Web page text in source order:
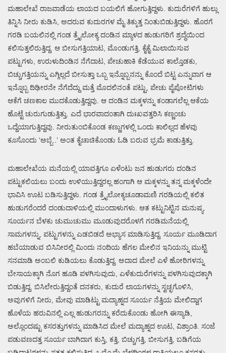
ಮಹಾಲೇಖೆ ರಾಜವಾಡೆಯ ಲಾಯದ ಬಯಲಿಗೆ ಹೋಗುತ್ತಿದ್ದಳು. ಕುದುರೆಗಳಿಗೆ ಹುಲ್ಲು
ತಿನ್ನಿಸಿ ನೀರು ಕುಡಿಸಿ, ಅದರುವ ಕುದುರಗಳ ಮೈ ತಿಕ್ಕುತ್ತ ನಿಂತುಬಿಡುತ್ತಿದ್ದಳು. ಹೊರಗೆ
ಗರಡಿ ಬಯಲಿನಲ್ಲಿ ಗಂಡ ತ್ರೈಲೋಕ್ಯ ದಂಡಿನ ಮ್ಯಾಳದ ಹುಡುಗರಿಗೆ ಶ್ರದ್ಧೆಯಿಂದ
ಕಲಿಸುತ್ತಲಿರುತ್ತಿದ್ದ. ಆ ಬೀಸುಗತ್ತಿಯಾಟ, ಮೊಂಡುಗತ್ತಿ, ಕೈಕೈ ಮಿಲಾಯಿಸುವ
ಪಟ್ಟುಗಳು, ಉರುಳುದಿಂಡಿನ ನೆಗೆದಾಟ, ಪೇಚುಹಾಕಿ ಕೆಡೆಯುವ ಕಾಲ್ತೊಡಕು,
ಬಿಚ್ಚುಗತ್ತಿಯನ್ನು ಎಗ್ಗಿಲ್ಲದೆ ಬೀಸುತ್ತಾ ಒಬ್ಬ ಇನ್ನೊಬ್ಬನನ್ನು ಕೊಂದೆ ಬಿಟ್ಟ ಎನ್ನುವಾಗ ಆ
ಇನ್ನೊಬ್ಬ ದಿಢೀರನೇ ನೆಗೆದೆದ್ದು ಮತ್ತೆ ಮೊದಲಿನಂತೆ ಪಟ್ಟು, ಪೇಚು ಪೈಪೋಟಿಗಳು
ಆಕೆಗೆ ಚಣಕಾಲ ಮುದಕೊಡುತ್ತಿದ್ದವು. ಆ ದಂಡಿನ ಮಕ್ಕಳನ್ನು ಕಂಡಾಗಲೆಲ್ಲ ಆಕೆಯ
ಹೊಟ್ಟೆ ಚುರುಗುಡುತ್ತಿತ್ತು. ಎದೆ ಭಾರವಾದಂತಾಗಿ ದುಃಖವತ್ತರಿಸಿ ಕಣ್ಣಂಚು
ಒದ್ದೆಯಾಗುತ್ತಿದ್ದವು. ನೀರುತುಂಬಿಕೊಂಡ ಕಣ್ಣುಗಳಲ್ಲಿ ಒಂದು ಕಾಲಿಲ್ಲದ ಹೆಳವು
ಕೂಸೊಂದು ‘ಅಬ್ಬೆ..’ ಅಂತ ಕೈಚಾಚಿಕೊಂಡು ಓಡಿ ಬರುವ ಭ್ರಮೆ ಕಾಡುತ್ತಿತ್ತು.
ಮಹಾಲೇಖೆಯ ಮನೆಯಲ್ಲಿ ಯಾವತ್ತಿಗೂ ಏಳೆಂಟು ಜನ ಹುಡುಗರು ದಂಡಿನ
ಪಟ್ಟುಕಲಿಯಲು ಬಂದು ಉಳಿಯುತ್ತಿದ್ದರಲ್ಲ ಹಂಗಾಗಿ ಆ ಮಕ್ಕಳನ್ನು ತನ್ನ ಮಕ್ಕಳೆಂದೇ
ಭಾವಿಸಿ ಊಟ ಬಡಿಸುತ್ತಿದ್ದಳು. ಗಂಡ ತ್ರೈಲೋಕ್ಯಚೂಡಾಮಣಿ ಗರಡಿಯಲ್ಲಿ ಕಲಿತ
ಹುಡುಗರೆಂದರೆ ದಂಡುದಾಳಿಯಲ್ಲಿ ಮುಂದಾಳುಗಳು. ಆತ ಕಟ್ಟುನಿಟ್ಟಿನ ಮನುಷ್ಯ.
ಸೂರ್ಯನ ಬೆಳಕು ಚುಮುಚುಮು ಮೂಡುವುದರೊಳಗೆ ಗರಡಿಮನೆಯಲ್ಲಿ
ಸಾಮಗಳನ್ನು, ಪಟ್ಟುಗಳನ್ನು ಎಡಬಿಡದೆ ಅಭ್ಯಾಸ ಮಾಡಿಸುತ್ತಿದ್ದ. ಸೂರ್ಯ ಮೂಡಿದಾಗ
ಹಬೆಯಾಡುವ ಬಿಸಿನೀರಲ್ಲಿ ಮಿಂದು ನಂದಿಯ ಹೆಗಲ ಮೇಲಿನ ಇನಿಯನ್ನು ಮುಟ್ಟಿ
ಸನಮಾಡಿ ಅಂಬಲಿ ಕುಡಿಯಲು ಕೊಡುತ್ತಿದ್ದ. ಅದಾದ ಮೇಲೆ ಎಳೆ ಹೋರಿಗಳನ್ನು
ಬೇಸಾಯಕ್ಕಾಗಿ ನೊಗ ಹೂಡಿ ಪಳಗಿಸುವುದು, ಎಳೆಕುದುರೆಗಳನ್ನು ಪಳಗಿಸುವುದಕ್ಕಾಗಿ
ಬಿಡುತ್ತಿದ್ದ. ಬಿಸಿಲೇರುತ್ತಿದ್ದಂತೆ ದನಕರು, ಕುದುರೆ ಲಾಯಗಳನ್ನು ಸ್ವಚ್ಛಗೊಳಿಸಿ,
ಅವುಗಳಿಗೆ ನೀರು, ಮೇವು ಮಾಡಿಟ್ಟು ಮದ್ಯಾಹ್ನದ ಸೂರ್ಯ ನೆತ್ತಿಯ ಮೇಲಿದ್ದಾಗ
ಹೊಳೆಯ ಹರುವಿನಲ್ಲಿ ಎಲ್ಲ ಹುಡುಗರನ್ನು ಕರೆದುಕೊಂಡು ಹೋಗಿ ಈಸ್ಯಾಡಿ,
ಅಲ್ಲೊಂದಷ್ಟು ಕಸರತ್ತುಗಳನ್ನು ಮಾಡಿಸಿದ ಮೇಲೆ ಮದ್ಯಾಹ್ನದ ಊಟ, ವಿಶ್ರಾಂತಿ. ಸಂಜೆ
ಪಡುವಣದತ್ತ ಸೂರ್ಯ ಬಾಗಿದಾಗ ಕುಸ್ತಿ, ಕತ್ತಿ, ಬಿಚ್ಚುಗತ್ತಿ, ಬೀಸುಗತ್ತಿ, ಬಡಿಗೆಯ